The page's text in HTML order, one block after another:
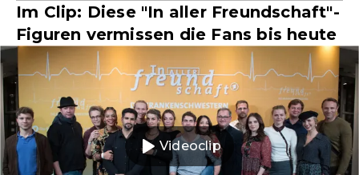
Im Clip: Diese "In aller Freundschaft"-
Figuren vermissen die Fans bis heute
Videoclip